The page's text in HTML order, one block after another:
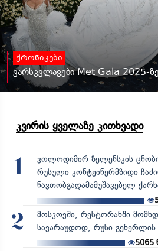
ქრონიკები
ვარსკვლავები Met Gala 2025-
კვირის ყველაზე კითხვადი
1
ვოლოდიმირ ზელენსკის
რუსული კონტეინერმზიდი
ნავთობგადამამუშავებელ
2
მოსკოვში, რესტორანში
სავარაუდოდ, რუსი
5065